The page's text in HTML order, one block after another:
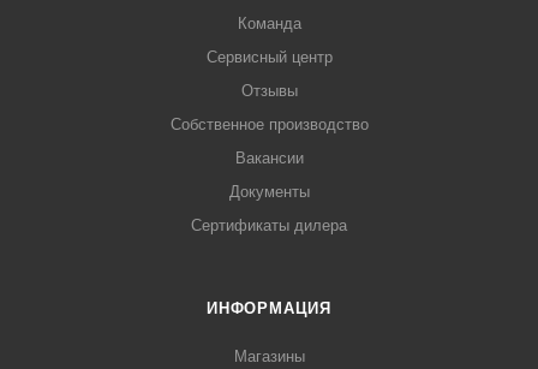
Команда
Сервисный центр
Отзывы
Собственное производство
Вакансии
Документы
Сертификаты дилера
ИНФОРМАЦИЯ
Магазины